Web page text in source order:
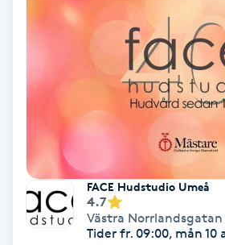
Hårvård
Idrottsmassage
IPL
FACE Hudstudio Umeå
4.7
Västra Norrlandsgatan
Tider fr. 09:00, mån 10